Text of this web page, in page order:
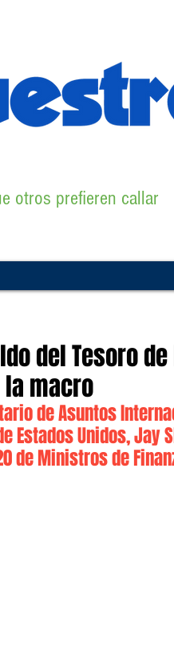
otros prefieren callar
del Tesoro de
macro
de Asuntos
Estados Unidos, Jay
de Ministros de